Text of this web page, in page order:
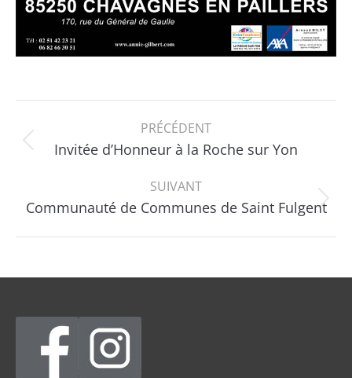
Navigation
de
commentaire
PRÉCÉDENT
Onglet
Invitée d’Honneur à la Roche sur Yon
SUIVANT
Projets
Communauté de Communes de Saint Fulgent